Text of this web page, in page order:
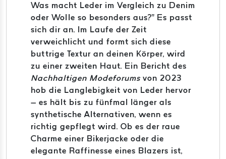
Was macht Leder im Vergleich zu Denim
oder Wolle so besonders aus?" Es passt
sich dir an. Im Laufe der Zeit
verweichlicht und formt sich diese
buttrige Textur an deinen Körper, wird
zu einer zweiten Haut. Ein Bericht des
Nachhaltigen Modeforumsvon 2023
hob die Langlebigkeit von Leder hervor
– es hält bis zu fünfmal länger als
synthetische Alternativen, wenn es
richtig gepflegt wird. Ob es der raue
Charme einer Bikerjacke oder die
elegante Raffinesse eines Blazers ist,